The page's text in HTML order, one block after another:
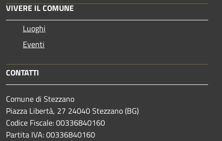
VIVERE IL COMUNE
Luoghi
Eventi
CONTATTI
Comune di Stezzano
Piazza Libertà, 27 24040 Stezzano (BG)
Codice Fiscale: 00336840160
Partita IVA: 00336840160